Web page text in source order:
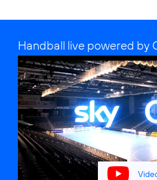
Handball live powered by